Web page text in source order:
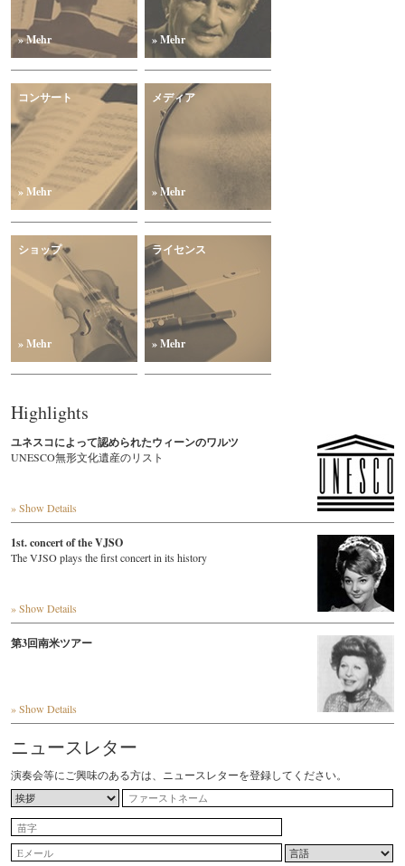
» Mehr » Mehr
コンサート
» Mehr
メディア
» Mehr
ショップ
» Mehr
ライセンス
» Mehr
Highlights
ユネスコによって認められたウィーンのワルツ
UNESCO無形文化遺産のリスト
» Show Details
1st. concert of the VJSO
The VJSO plays the first concert in its history
» Show Details
第3回南米ツアー
» Show Details
ニュースレター
演奏会等にご興味のある方は、ニュースレターを登録してください。